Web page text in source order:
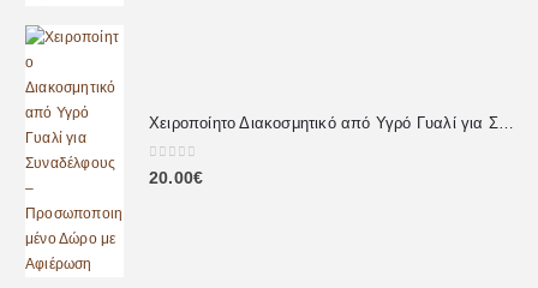
Χειροποίητο Διακοσμητικό από Υγρό Γυαλί για Συναδέλφους – Προσωποποιημένο Δώρο με Αφιέρωση
0out of 5
20.00€